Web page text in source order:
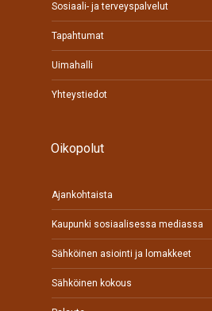
Sosiaali- ja terveyspalvelut
Tapahtumat
Uimahalli
Yhteystiedot
Oikopolut
Ajankohtaista
Kaupunki sosiaalisessa mediassa
Sähköinen asiointi ja lomakkeet
Sähköinen kokous